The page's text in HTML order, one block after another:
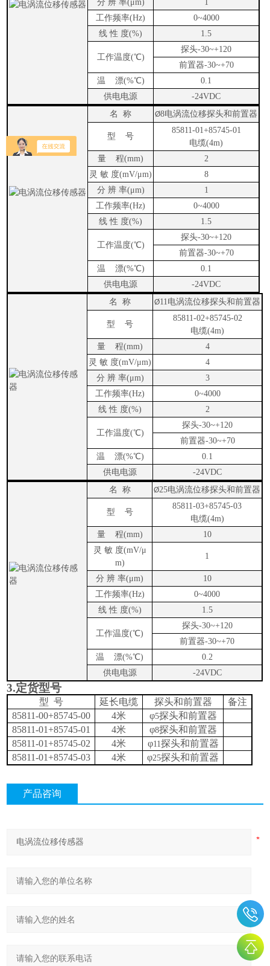
分 辨 率( μm)
1
工作频率(Hz) 0~4000
线 性 度(%) 1.5
工作温度(℃)
探头-30~+120
前置器-30~+70
温
漂(%℃)
0.1
供电电源
-24VDC
名
称 Ø8电涡流位移探头和前置器
型 号
85811-01+85745-01
电缆(4m)
量
程(mm)
2
灵 敏 度(mV/μm)
8
分 辨 率(μm)
1
工作频率(Hz) 0~4000
线 性 度(%) 1.5
工作温度(℃)
探头-30~+120
前置器-30~+70
温
漂(%℃)
0.1
供电电源
-24VDC
名
称 Ø11电涡流位移探头和前置器
型 号
85811-02+85745-02
电缆(4m)
量
程(mm)
4
灵 敏 度(mV/μm)
4
分 辨 率(μm)
3
工作频率(Hz) 0~4000
线 性 度(%) 2
工作温度(℃)
探头-30~+120
前置器-30~+70
温
漂(%℃)
0.1
供电电源
-24VDC
名
称 Ø25电涡流位移探头和前置器
型 号
85811-03+85745-03
电缆(4m)
量
程(mm)
10
灵 敏 度(mV/μ
m)
1
分 辨 率(μm)
10
工作频率(Hz) 0~4000
线 性 度(%) 1.5
工作温度(℃)
探头-30~+120
前置器-30~+70
温
漂(%℃)
0.2
供电电源
-24VDC
3.定货型号
型 号 延长电缆 探头和前置器
备注
85811-00+85745-00
4米 φ5探头和前置器
85811-01+85745-01
4米 φ8探头和前置器
85811-01+85745-02
4米 φ11探头和前置器
85811-01+85745-03
4米 φ25探头和前置器
产品咨询